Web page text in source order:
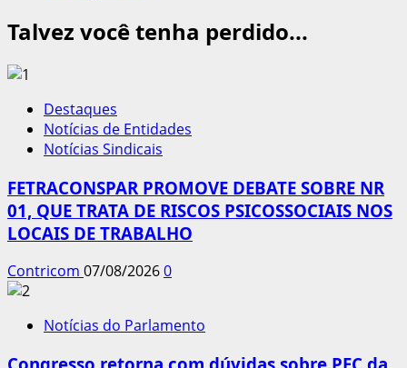
Talvez você tenha perdido...
Destaques
Notícias de Entidades
Notícias Sindicais
FETRACONSPAR PROMOVE DEBATE SOBRE NR
01, QUE TRATA DE RISCOS PSICOSSOCIAIS NOS
LOCAIS DE TRABALHO
Contricom 07/08/20260
Notícias do Parlamento